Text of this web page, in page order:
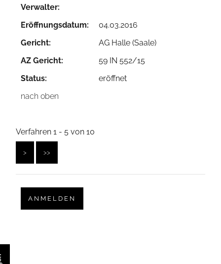
Verwalter:
Eröffnungsdatum:
04.03.2016
Gericht:
AG Halle (Saale)
AZ Gericht:
59 IN 552/15
Status:
eröffnet
nach oben
Verfahren 1 - 5 von 10
> >>
ANMELDEN